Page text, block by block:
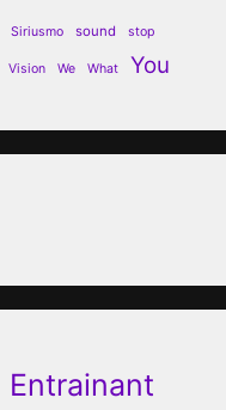
Siriusmo sound stop
Vision We What You
Entrainant